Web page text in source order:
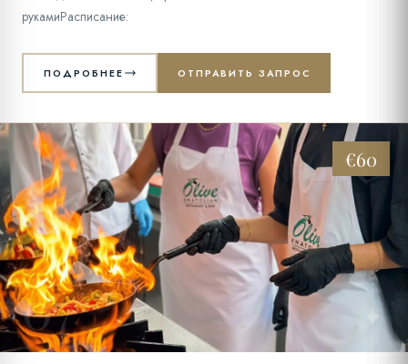
рукамиРасписание:
ПОДРОБНЕЕ ОТПРАВИТЬ ЗАПРОС
€60
07